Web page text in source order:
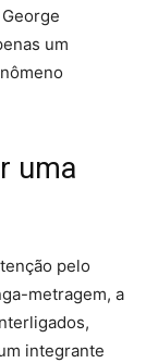
um
uma
pelo
metragem, a
integrante